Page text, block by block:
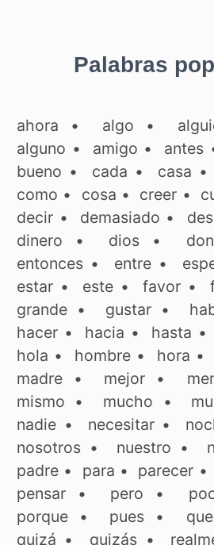
Palabras
ahora • algo •
alguno • amigo • antes
bueno • cada • casa •
como • cosa • creer •
decir • demasiado •
dinero • dios •
entonces • entre•
estar • este •favor •
grande • gustar•
hacer • hacia • hasta •
hola • hombre• hora •
madre • mejor •
mismo • mucho •
nadie • necesitar•
nosotros • nuestro •
padre • para • parecer •
pensar • pero •
porque • pues •
quizá • quizás •